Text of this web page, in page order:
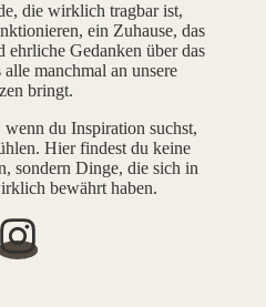
die wirklich tragbar ist,
ein Zuhause, das
ehrliche Gedanken über das
manchmal an unsere
bringt.
du Inspiration suchst,
Hier findest du keine
sondern Dinge, die sich in
bewährt haben.